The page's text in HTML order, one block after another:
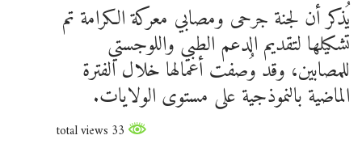
يُذكر أن لجنة جرحى ومصابي معركة الكرامة تم
تشكيلها لتقديم الدعم الطبي واللوجستي
للمصابين، وقد وُصفت أعمالها خلال الفترة
الماضية بالنموذجية على مستوى الولايات.